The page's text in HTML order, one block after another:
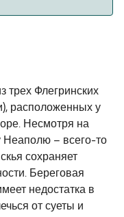
у операторов
трех Флегринских
расположенных у
Несмотря на
Неаполю – всего-то
сохраняет
Береговая
недостатка в
от суеты и